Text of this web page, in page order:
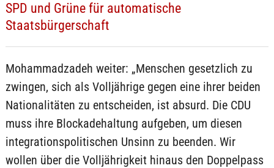
SPD und Grüne für automatische
Staatsbürgerschaft
Mohammadzadeh weiter: „Menschen gesetzlich zu
zwingen, sich als Volljährige gegen eine ihrer beiden
Nationalitäten zu entscheiden, ist absurd. Die CDU
muss ihre Blockadehaltung aufgeben, um diesen
integrationspolitischen Unsinn zu beenden. Wir
wollen über die Volljährigkeit hinaus den Doppelpass